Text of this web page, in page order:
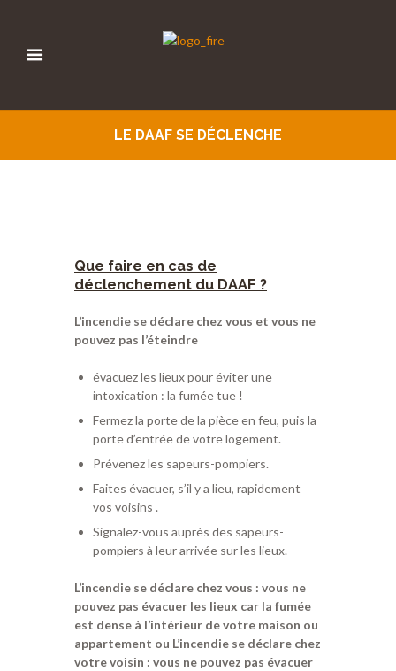
LE DAAF SE DÉCLENCHE
Que faire en cas de
déclenchement du DAAF ?
L’incendie se déclare chez vous et vous ne
pouvez pas l’éteindre
évacuez les lieux pour éviter une
intoxication : la fumée tue !
Fermez la porte de la pièce en feu, puis la
porte d’entrée de votre logement.
Prévenez les sapeurs-pompiers.
Faites évacuer, s’il y a lieu, rapidement
vos voisins .
Signalez-vous auprès des sapeurs-
pompiers à leur arrivée sur les lieux.
L’incendie se déclare chez vous : vous ne
pouvez pas évacuer les lieux car la fumée
est dense à l’intérieur de votre maison ou
appartement ou L’incendie se déclare chez
votre voisin : vous ne pouvez pas évacuer